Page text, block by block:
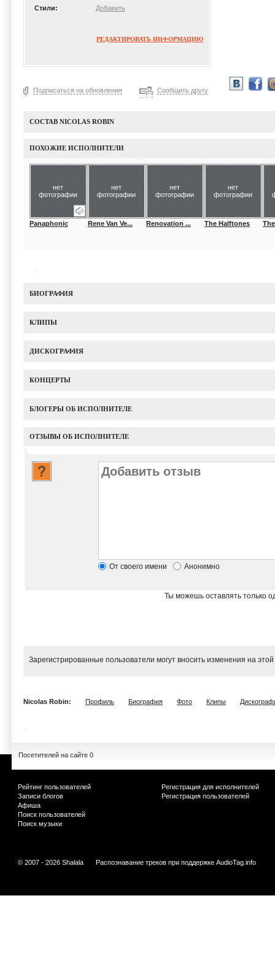
Стили:
Добавить
РЕДАКТИРОВАТЬ ИНФОРМАЦИЮ
Подписаться на обновления Сообщить другу
СОСТАВ NICOLAS ROBIN
ПОХОЖИЕ ИСПОЛНИТЕЛИ
нет
фотографии
Panaphonic
нет
фотографии
Rene Van Ve...
нет
фотографии
Renovation ...
нет
фотографии
The Halftones
БИОГРАФИЯ
КЛИПЫ
ДИСКОГРАФИЯ
КОНЦЕРТЫ
БЛОГЕРЫ ОБ ИСПОЛНИТЕЛЕ
ОТЗЫВЫ ОБ ИСПОЛНИТЕЛЕ
От своего имени Анонимно
Ты можешь оставлять только
Зарегистрированные пользователи могут вносить изменения на
Nicolas Robin: Профиль Биография Фото Клипы
Посетителей на сайте 0
Рейтинг пользователей
Записи блогов
Афиша
Поиск пользователей
Поиск музыки
Регистрация для исполнителей
Регистрация пользователей
© 2007 - 2026 Shalala Распознавание треков при поддержке AudioTag.info